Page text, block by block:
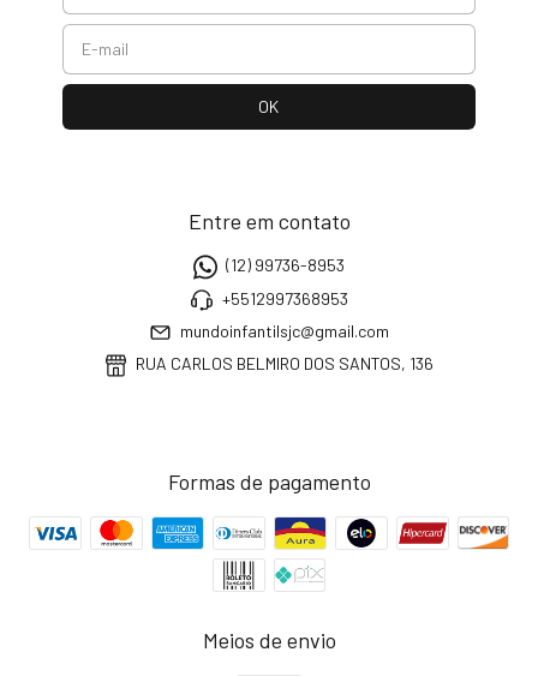
Entre em contato
(12) 99736-8953
+5512997368953
mundoinfantilsjc@gmail.com
RUA CARLOS BELMIRO DOS SANTOS, 136
Formas de pagamento
Meios de envio